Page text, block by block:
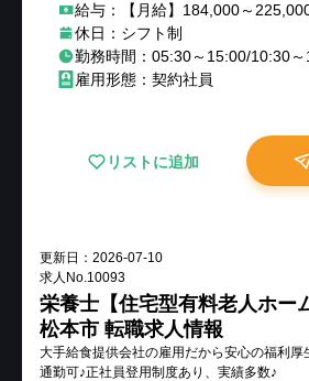
給与：【月給】184,000～
休日：シフト制
勤務時間：05:30～15:00/10:30
雇用形態：契約社員
リストに追加
更新日： 2026-07-10
求人No.10093
栄養士【住宅型有料老人ホー
松本市 転職求人情報
大手給食提供会社の雇用だから安心の福利厚
通勤可♪正社員登用制度あり、実績多数♪